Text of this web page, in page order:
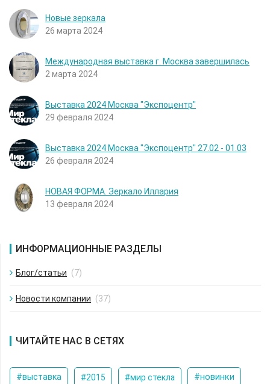
Новые зеркала
26 марта 2024
Международная выставка г. Москва завершилась
2 марта 2024
Выставка 2024 Москва "Экспоцентр"
29 февраля 2024
Выставка 2024 Москва "Экспоцентр" 27.02 - 01.03
26 февраля 2024
НОВАЯ ФОРМА. Зеркало Иллария
13 февраля 2024
ИНФОРМАЦИОННЫЕ РАЗДЕЛЫ
Блог/статьи (7)
Новости компании (37)
ЧИТАЙТЕ НАС В СЕТЯХ
#выставка #2015 #мир стекла #новинки